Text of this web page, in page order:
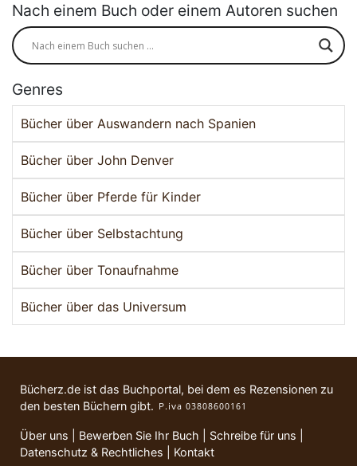
Nach einem Buch oder einem Autoren suchen
Genres
Bücher über Auswandern nach Spanien
Bücher über John Denver
Bücher über Pferde für Kinder
Bücher über Selbstachtung
Bücher über Tonaufnahme
Bücher über das Universum
Bücherz.de ist das Buchportal, bei dem es Rezensionen zu
den besten Büchern gibt.
Über uns Bewerben Sie Ihr Buch Schreibe für uns
Datenschutz & Rechtliches
Kontakt